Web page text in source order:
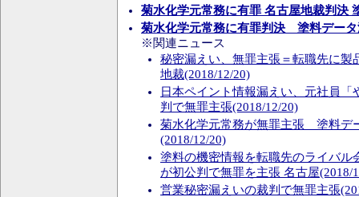
菊水化学元常務に有罪 名古屋地裁判決
菊水化学元常務に有罪判決 塗料デー
※関連ニュース
秘密漏えい、無罪主張＝転職先に製
地裁(2018/12/20)
日本ペイント情報漏えい、元社員
判で無罪主張(2018/12/20)
菊水化学元常務が無罪主張 塗料デ
(2018/12/20)
塗料の機密情報を転職先のライバル
が初公判で無罪を主張 名古屋(2018/
営業秘密漏えいの裁判で無罪主張